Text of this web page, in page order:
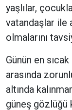
yaşlılar,
vatandaşlar ile
olmalarını
Günün en
arasında
altında
güneş gözlüğü